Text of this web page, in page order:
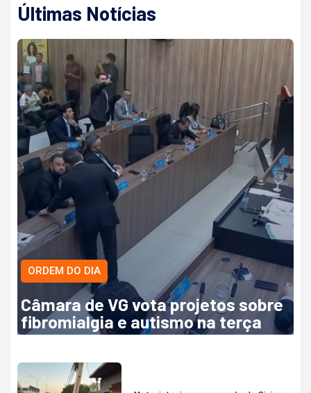
Últimas Notícias
ORDEM DO DIA
Câmara de VG vota projetos sobre
fibromialgia e autismo na terça